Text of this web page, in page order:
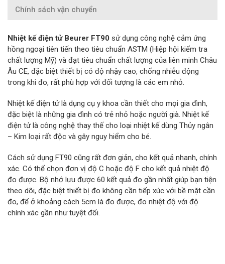
Chính sách vận chuyển
Nhiệt kế điện tử Beurer FT90 sử dụng công nghệ cảm ứng
hồng ngoại tiên tiến theo tiêu chuẩn ASTM (Hiệp hội kiểm tra
chất lượng Mỹ) và đạt tiêu chuẩn chất lượng của liên minh Châu
Âu CE, đặc biệt thiết bị có độ nhậy cao, chống nhiễu động
trong khi đo, rất phù hợp với đối tượng là các em nhỏ.
Nhiệt kế điện tử là dụng cụ y khoa cần thiết cho mọi gia đình,
đặc biệt là những gia đình có trẻ nhỏ hoặc người già. Nhiệt kế
điện tử là công nghệ thay thế cho loại nhiệt kế dùng Thủy ngân
– Kim loại rất độc và gây nguy hiểm cho bé.
Cách sử dụng FT90 cũng rất đơn giản, cho kết quả nhanh, chính
xác. Có thể chọn đơn vị độ C hoặc độ F cho kết quả nhiệt độ
đo được. Bộ nhớ lưu được 60 kết quả đo gần nhất giúp bạn tiện
theo dõi, đặc biệt thiết bị đo không cần tiếp xúc với bề mặt cần
đo, để ở khoảng cách 5cm là đo được, đo nhiệt độ với độ
chính xác gần như tuyệt đối.